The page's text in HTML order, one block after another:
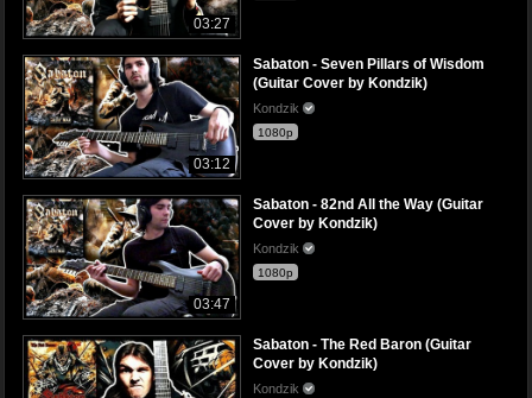
03:27
03:12
Sabaton - Seven Pillars of Wisdom
(Guitar Cover by Kondzik)
Kondzik
1080p
03:47
Sabaton - 82nd All the Way (Guitar
Cover by Kondzik)
Kondzik
1080p
Sabaton - The Red Baron (Guitar
Cover by Kondzik)
Kondzik